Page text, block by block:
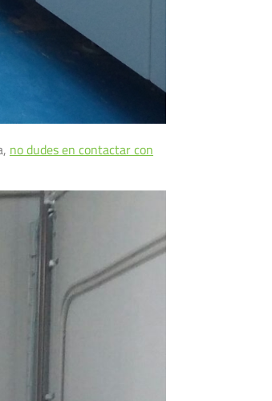
no dudes en contactar con